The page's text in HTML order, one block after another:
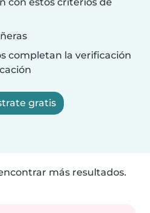
completan la verificación
gratis
más resultados.